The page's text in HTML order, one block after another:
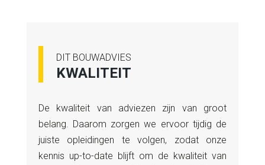
DIT BOUWADVIES
KWALITEIT
De kwaliteit van adviezen zijn van groot
belang. Daarom zorgen we ervoor tijdig de
juiste opleidingen te volgen, zodat onze
kennis up-to-date blijft om de kwaliteit van